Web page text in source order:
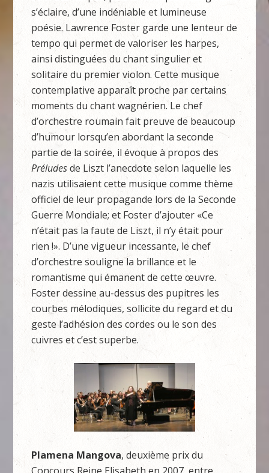
s’éclaire, d’une indéniable et lumineuse
poésie. Lawrence Foster garde une lenteur de
tempo qui permet de valoriser les harpes,
ainsi distinguées du chant singulier et
solitaire du premier violon. Cette musique
contemplative apparaît proche par certains
moments du chant wagnérien. Le chef
d’orchestre roumain fait preuve de beaucoup
d’humour lorsqu’en abordant la seconde
partie de la soirée, il évoque à propos des
Préludesde Liszt l’anecdote selon laquelle les
nazis utilisaient cette musique comme thème
officiel de leur propagande lors de la Seconde
Guerre Mondiale; et Foster d’ajouter «Ce
n’était pas la faute de Liszt, il n’y était pour
rien !». D’une vigueur incessante, le chef
d’orchestre souligne la brillance et le
romantisme qui émanent de cette œuvre.
Foster dessine au-dessus des pupitres les
courbes mélodiques, sollicite du regard et du
geste l’adhésion des cordes ou le son des
cuivres et c’est superbe.
Plamena Mangova, deuxième prix du
Concours Reine Elisabeth en 2007, entre